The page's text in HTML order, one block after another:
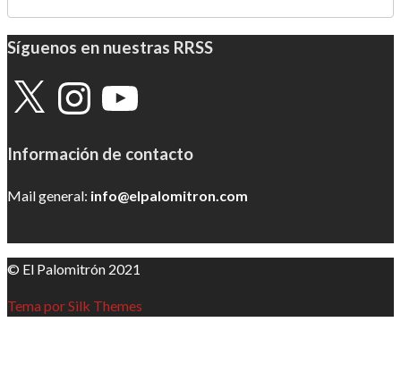
Síguenos en nuestras RRSS
X InstagramYouTube
Información de contacto
Mail general: info@elpalomitron.com
© El Palomitrón 2021
Tema por Silk Themes